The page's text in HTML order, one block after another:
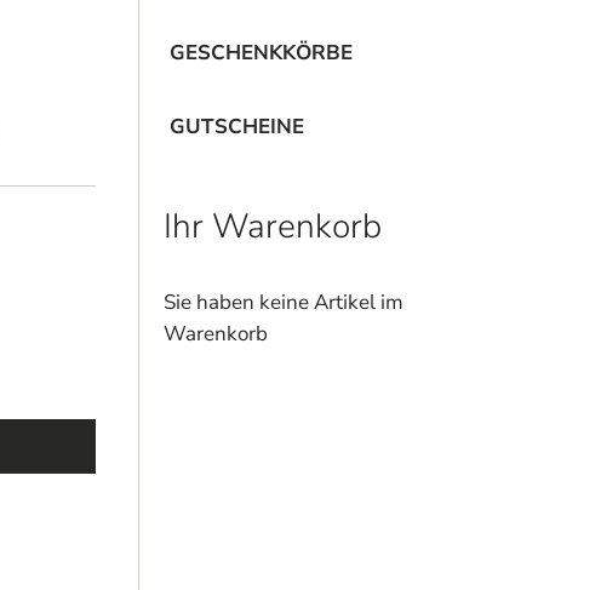
GESCHENKKÖRBE
GUTSCHEINE
Ihr Warenkorb
Sie haben keine Artikel im
Warenkorb